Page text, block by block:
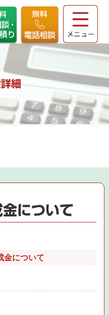
細
について
金について